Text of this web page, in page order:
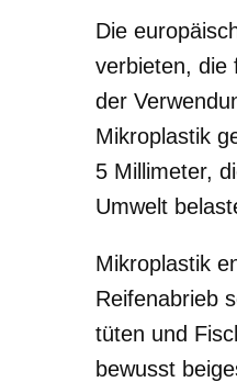
Die
verbieten, die
der
Mikroplastik
5 Millimeter,
Umwelt
Mikroplastik
Reifenabrieb
tüten und
bewusst